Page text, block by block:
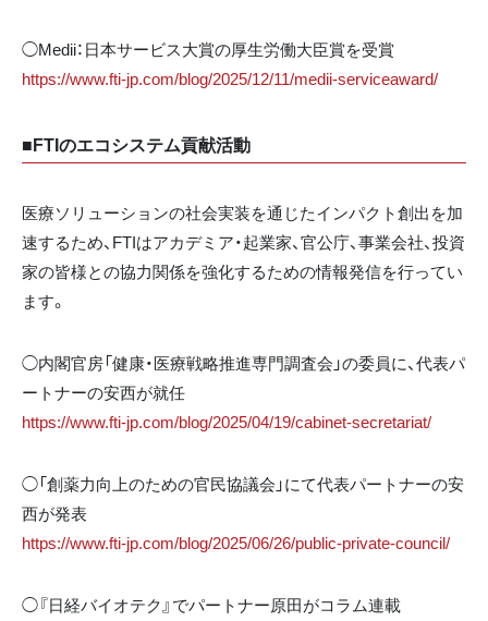
◯Medii：日本サービス大賞の厚生労働大臣賞を受賞
https://www.fti-jp.com/blog/2025/12/11/medii-serviceaward/
■FTIのエコシステム貢献活動
医療ソリューションの社会実装を通じたインパクト創出を加
速するため、FTIはアカデミア・起業家、官公庁、事業会社、投資
家の皆様との協力関係を強化するための情報発信を行ってい
ます。
◯内閣官房「健康・医療戦略推進専門調査会」の委員に、代表パ
ートナーの安西が就任
https://www.fti-jp.com/blog/2025/04/19/cabinet-secretariat/
◯「創薬力向上のための官民協議会」にて代表パートナーの安
西が発表
https://www.fti-jp.com/blog/2025/06/26/public-private-council/
◯『日経バイオテク』でパートナー原田がコラム連載